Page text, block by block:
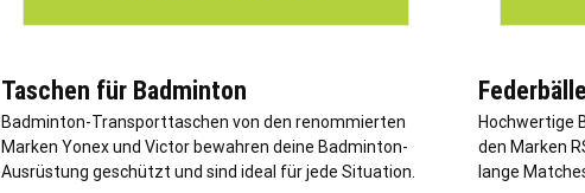
Taschen für Badminton
Badminton-Transporttaschen von den renommierten
Marken Yonex und Victor bewahren deine Badminton-
Ausrüstung geschützt und sind ideal für jede Situation.
Hochwertige
den Marken
lange